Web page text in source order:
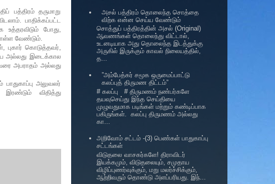
பத்திரம் தருமாறு
பாதிக்கப்பட்ட
உத்தரவிடும் போது,
வேண்டும்.
புகார் கொடுத்தவர்,
அல்லது இடைக்கால
அபராதம் அல்லது
அலுவலர்
விதித்து
அசல் பத்திரம் தொலைந்த சொத்தை
விற்க என்ன செய்ய வேண்டும்
சொத்துப் பத்திரத்தின் அசல் (Original)
ஆவணங்கள் தொலைந்து விட்டால்,
உடனடியாக அது தொலைந்த இடத்துக்கு
அருகில் இருக்கும் காவல் நிலையத்தில்,
த...
”அம்பேத்கர் சமூக ஒருமைப்பாட்டு
கலப்புத் திருமண திட்டம்”
# கலப்பு # திருமணம் நண்பர்களே
தயவுசெய்து இந்த செய்தியை
முழுவதுமாக படிங்கள் மற்றும் கண்டிப்பாக
பகிருங்கள். கலப்பு திருமணம் அல்லது
கா...
அறிவோம் சட்டம் -(3) பெண்கள் பாதுகாப்பு
சட்டங்கள்
விடுதலை வாசகர்களே! திராவிடர்
இயக்கமும், விடுதலையும், சமுதாய
விழிப்புணர்வுக்கும், மறு மலர்ச்சிக்கும்,
ஆற்றிவரும் தொண்டு அளப்பரியது. இந்...